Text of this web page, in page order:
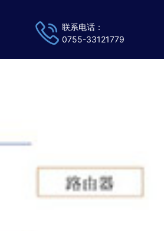
联系电话：
0755-33121779